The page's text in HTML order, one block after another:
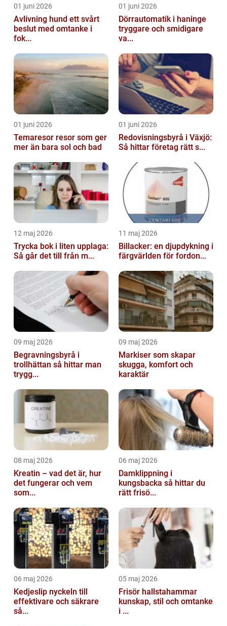
01 juni 2026
Avlivning hund ett svårt
beslut med omtanke i
fok...
01 juni 2026
Dörrautomatik i haninge
tryggare och smidigare
va...
01 juni 2026
Temaresor resor som ger
mer än bara sol och bad
01 juni 2026
Redovisningsbyrå i Växjö:
Så hittar företag rätt s...
12 maj 2026
Trycka bok i liten upplaga:
Så går det till från m...
11 maj 2026
Billacker: en djupdykning i
färgvärlden för fordon...
09 maj 2026
Begravningsbyrå i
trollhättan så hittar man
trygg...
09 maj 2026
Markiser som skapar
skugga, komfort och
karaktär
08 maj 2026
Kreatin – vad det är, hur
det fungerar och vem
som...
06 maj 2026
Damklippning i
kungsbacka så hittar du
rätt frisö...
06 maj 2026
Kedjeslip nyckeln till
effektivare och säkrare
så...
05 maj 2026
Frisör hallstahammar
kunskap, stil och omtanke
i ...